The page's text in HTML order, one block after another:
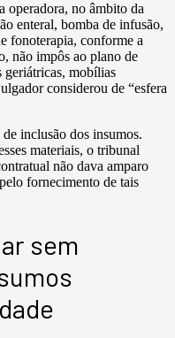
operadora, no âmbito da
enteral, bomba de infusão,
fonoterapia, conforme a
não impôs ao plano de
geriátricas, mobílias
considerou de “esfera
inclusão dos insumos.
materiais, o tribunal
não dava amparo
fornecimento de tais
sem